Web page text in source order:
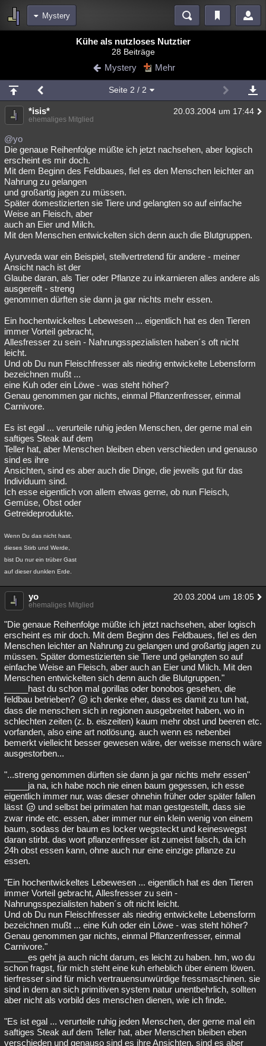
Mystery
Blogs
Chat Wiki Neuigkeiten
meine Rubriken
Menschen Mystery Kriminalfälle
Spiritualität
Natur Umfragen
weitere Rubriken
Philosophie Träume Orte
Astronomie Helpdesk
English
Übersichten
Besucht Teilgenommen Alle Neue Geschlossen
Lesenswert Schlüsselwörter
Kühe als nutzloses Nutztier
28 Beiträge
Mystery Mehr
Seite 2 / 2
*isis* 20.03.2004 um 17:44
ehemaliges Mitglied
@yo
Die genaue Reihenfolge müßte ich jetzt nachsehen, aber logisch
erscheint es mir doch.
Mit dem Beginn des Feldbaues, fiel es den Menschen leichter an
Nahrung zu gelangen
und großartig jagen zu müssen.
Später domestizierten sie Tiere und gelangten so auf einfache
Weise an Fleisch, aber
auch an Eier und Milch.
Mit den Menschen entwickelten sich denn auch die Blutgruppen.
Ayurveda war ein Beispiel, stellvertretend für andere - meiner
Ansicht nach ist der
Glaube daran, als Tier oder Pflanze zu inkarnieren alles andere als
ausgereift - streng
genommen dürften sie dann ja gar nichts mehr essen.
Ein hochentwickeltes Lebewesen ... eigentlich hat es den Tieren
immer Vorteil gebracht,
Allesfresser zu sein - Nahrungsspezialisten haben´s oft nicht
leicht.
Und ob Du nun Fleischfresser als niedrig entwickelte Lebensform
bezeichnen mußt ...
eine Kuh oder ein Löwe - was steht höher?
Genau genommen gar nichts, einmal Pflanzenfresser, einmal
Carnivore.
Es ist egal ... verurteile ruhig jeden Menschen, der gerne mal ein
saftiges Steak auf dem
Teller hat, aber Menschen bleiben eben verschieden und genauso
sind es ihre
Ansichten, sind es aber auch die Dinge, die jeweils gut für das
Individuum sind.
Ich esse eigentlich von allem etwas gerne, ob nun Fleisch,
Gemüse, Obst oder
Getreideprodukte.
Wenn Du das nicht hast,
dieses Stirb und Werde,
bist Du nur ein trüber Gast
auf dieser dunklen Erde.
yo 20.03.2004 um 18:05
ehemaliges Mitglied
"Die genaue Reihenfolge müßte ich jetzt nachsehen, aber logisch
erscheint es mir doch. Mit dem Beginn des Feldbaues, fiel es den
Menschen leichter an Nahrung zu gelangen und großartig jagen zu
müssen. Später domestizierten sie Tiere und gelangten so auf
einfache Weise an Fleisch, aber auch an Eier und Milch. Mit den
Menschen entwickelten sich denn auch die Blutgruppen."
_____hast du schon mal gorillas oder bonobos gesehen, die
feldbau betrieben?
ich denke eher, dass es damit zu tun hat,
dass die menschen sich in regionen ausgebreitet haben, wo in
schlechten zeiten (z. b. eiszeiten) kaum mehr obst und beeren etc.
vorfanden, also eine art notlösung. auch wenn es nebenbei
bemerkt vielleicht besser gewesen wäre, der weisse mensch wäre
ausgestorben...
"...streng genommen dürften sie dann ja gar nichts mehr essen"
_____ja na, ich habe noch nie einen baum gegessen, ich esse
eigentlich immer nur, was dieser ohnehin früher oder später fallen
lässt
und selbst bei primaten hat man gestgestellt, dass sie
zwar rinde etc. essen, aber immer nur ein klein wenig von einem
baum, sodass der baum es locker wegsteckt und keineswegst
daran stirbt. das wort pflanzenfresser ist zumeist falsch, da ich
24h obst essen kann, ohne auch nur eine einzige pflanze zu
essen.
"Ein hochentwickeltes Lebewesen ... eigentlich hat es den Tieren
immer Vorteil gebracht, Allesfresser zu sein -
Nahrungsspezialisten haben´s oft nicht leicht.
Und ob Du nun Fleischfresser als niedrig entwickelte Lebensform
bezeichnen mußt ... eine Kuh oder ein Löwe - was steht höher?
Genau genommen gar nichts, einmal Pflanzenfresser, einmal
Carnivore."
_____es geht ja auch nicht darum, es leicht zu haben. hm, wo du
schon fragst, für mich steht eine kuh erheblich über einem löwen.
tierfresser sind für mich vertrauensunwürdige fressmaschinen. sie
sind in dem an sich primitiven system natur unentbehrlich, sollten
aber nicht als vorbild des menschen dienen, wie ich finde.
"Es ist egal ... verurteile ruhig jeden Menschen, der gerne mal ein
saftiges Steak auf dem Teller hat, aber Menschen bleiben eben
verschieden und genauso sind es ihre Ansichten, sind es aber